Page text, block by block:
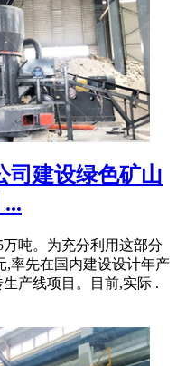
司建设绿色矿山
吨。为充分利用这部分
,率先在国内建设设计年产
产线项目。目前,实际 .